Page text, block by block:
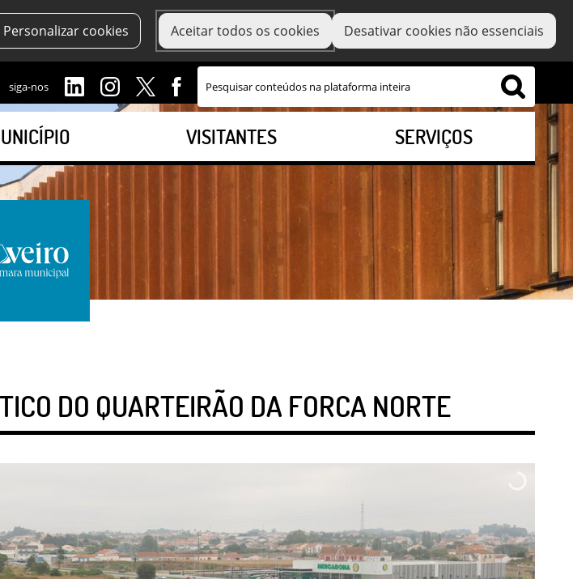
Personalizar cookies Aceitar todos os cookies Desativar cookies não essenciais
siga-nos
VISITANTES SERVIÇOS
DO QUARTEIRÃO DA FORCA NORTE